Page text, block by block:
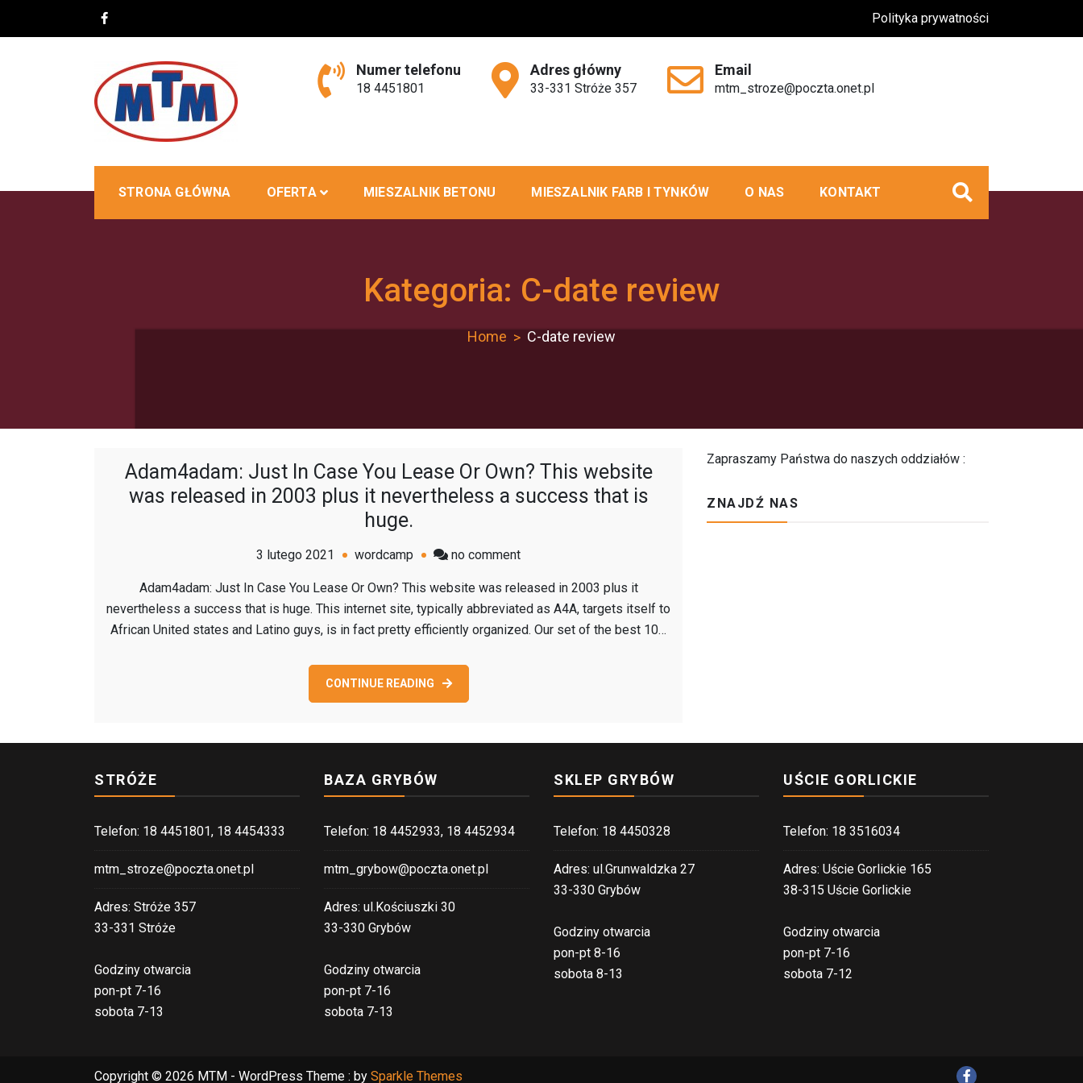
Polityka prywatności
MTM
Numer telefonu
18 4451801
Adres główny
33-331 Stróże 357
Email
mtm_stroze@poczta.onet.pl
STRONA GŁÓWNA OFERTA MIESZALNIK BETONU MIESZALNIK FARB I TYNKÓW O NAS KONTAKT
Kategoria: C-date review
Home C-date review
Adam4adam: Just In Case You Lease Or Own? This website
was released in 2003 plus it nevertheless a success that is
huge.
3 lutego 2021 wordcamp no commenton
Just
In
Case
This
success
Adam4adam: Just In Case You Lease Or Own? This website was released in 2003 plus it
nevertheless a success that is huge. This internet site, typically abbreviated as A4A, targets itself to
African United states and Latino guys, is in fact pretty efficiently organized. Our set of the best 10…
CONTINUE READING
Zapraszamy Państwa do naszych oddziałów :
ZNAJDŹ NAS
STRÓŻE
Telefon: 18 4451801, 18 4454333
mtm_stroze@poczta.onet.pl
Adres: Stróże 357
33-331 Stróże
Godziny otwarcia
pon-pt 7-16
sobota 7-13
BAZA GRYBÓW
Telefon: 18 4452933, 18 4452934
mtm_grybow@poczta.onet.pl
Adres: ul.Kościuszki 30
33-330 Grybów
Godziny otwarcia
pon-pt 7-16
sobota 7-13
SKLEP GRYBÓW
Telefon: 18 4450328
Adres: ul.Grunwaldzka 27
33-330 Grybów
Godziny otwarcia
pon-pt 8-16
sobota 8-13
UŚCIE GORLICKIE
Telefon: 18 3516034
Adres: Uście Gorlickie 165
38-315 Uście Gorlickie
Godziny otwarcia
pon-pt 7-16
sobota 7-12
Copyright © 2026 MTM - WordPress Theme : by Sparkle Themes